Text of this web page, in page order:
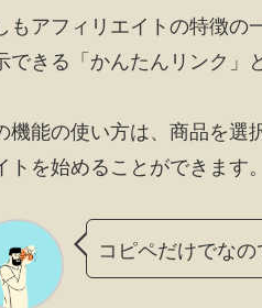
もアフィリエイトの特徴の
できる「かんたんリンク」
機能の使い方は、商品を選
トを始めることができます。
コピペだけでなの